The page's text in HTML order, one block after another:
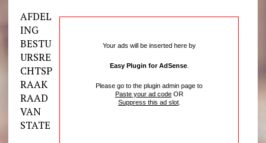
Your ads will be inserted here by
Easy Plugin for AdSense.
Please go to the plugin admin page to
Paste your ad codeOR
Suppress this ad slot.
AFDEL
ING
BESTU
URSRE
CHTSP
RAAK
RAAD
VAN
STATE